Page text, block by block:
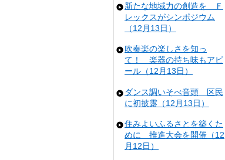
新たな地域力の創造を Ｆ
レックスがシンポジウム
（12月13日）
吹奏楽の楽しさを知っ
て！ 楽器の持ち味もアピ
ール（12月13日）
ダンス調いそべ音頭 区民
に初披露（12月13日）
住みよいふるさとを築くた
めに 推進大会を開催（12
月12日）